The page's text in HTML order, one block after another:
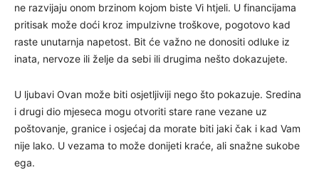
ne razvijaju onom brzinom kojom biste Vi htjeli. U financijama
pritisak može doći kroz impulzivne troškove, pogotovo kad
raste unutarnja napetost. Bit će važno ne donositi odluke iz
inata, nervoze ili želje da sebi ili drugima nešto dokazujete.
U ljubavi Ovan može biti osjetljiviji nego što pokazuje. Sredina
i drugi dio mjeseca mogu otvoriti stare rane vezane uz
poštovanje, granice i osjećaj da morate biti jaki čak i kad Vam
nije lako. U vezama to može donijeti kraće, ali snažne sukobe
ega.